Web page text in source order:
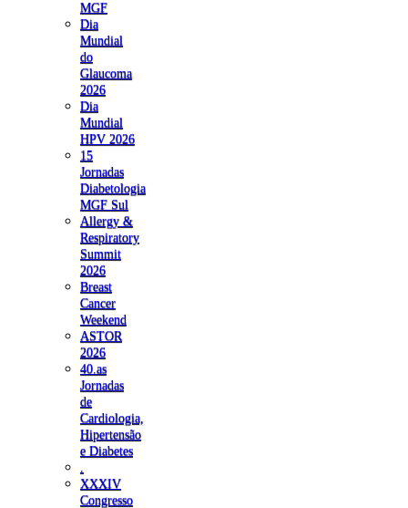
MGF
Dia
Mundial
do
Glaucoma
2026
Dia
Mundial
HPV 2026
15
Jornadas
Diabetologia
MGF Sul
Allergy &
Respiratory
Summit
2026
Breast
Cancer
Weekend
ASTOR
2026
40.as
Jornadas
de
Cardiologia,
Hipertensão
e Diabetes
XXXIV
Congresso